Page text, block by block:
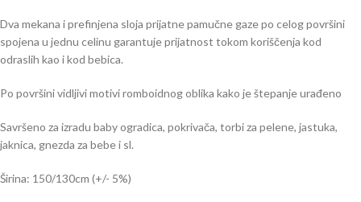
Dva mekana i prefinjena sloja prijatne pamučne gaze po celog površini
spojena u jednu celinu garantuje prijatnost tokom koriščenja kod
odraslih kao i kod bebica.
Po površini vidljivi motivi romboidnog oblika kako je štepanje urađeno
Savršeno za izradu baby ogradica, pokrivača, torbi za pelene, jastuka,
jaknica, gnezda za bebe i sl.
Širina: 150/130cm (+/- 5%)